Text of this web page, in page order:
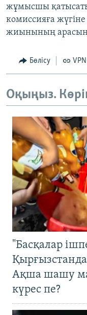
жұмысшы
комиссияға
жиынының
Бөлісу
Оқыңыз.
"Басқалар
Ақша шашу
күрес пе?